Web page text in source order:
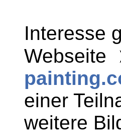
Interesse
Webseite
einer
weitere